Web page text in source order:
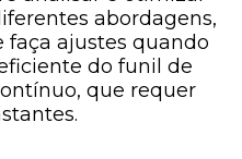
abordagens,
faça ajustes quando
do funil de
que requer